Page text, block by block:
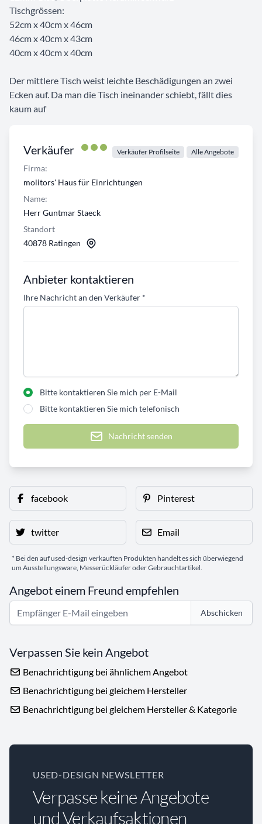
Verkäufer Verkäufer Profilseite Alle Angebote
Firma:
molitors' Haus für Einrichtungen
Name:
Herr Guntmar Staeck
Standort
40878 Ratingen
Anbieter kontaktieren
Ihre Nachricht an den Verkäufer *
Bitte kontaktieren Sie mich per E-Mail
Bitte kontaktieren Sie mich telefonisch
Nachricht senden
Tischgrössen:
52cm x 40cm x 46cm
46cm x 40cm x 43cm
40cm x 40cm x 40cm
Der mittlere Tisch weist leichte Beschädigungen an zwei
Ecken auf. Da man die Tisch ineinander schiebt, fällt dies
kaum auf
facebook Pinterest
twitter Email
* Bei den auf used-design verkauften Produkten handelt es sich überwiegend
um Ausstellungsware, Messerückläufer oder Gebrauchtartikel.
Angebot einem Freund empfehlen
Abschicken
Verpassen Sie kein Angebot
Benachrichtigung bei ähnlichem Angebot
Benachrichtigung bei gleichem Hersteller
Benachrichtigung bei gleichem Hersteller & Kategorie
USED-DESIGN NEWSLETTER
Verpasse keine Angebote
und Verkaufsaktionen